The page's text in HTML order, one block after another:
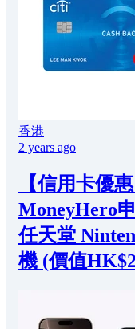
香港
2 years ago
【信用卡優
MoneyHero
任天堂
機 (價值